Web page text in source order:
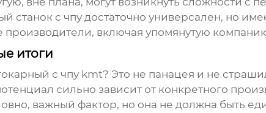
станок с чпудостаточно универсален, но
включая упомянутую
итоги
с чпу kmt? Это не панацея и не
сильно зависит от конкретного
важный фактор, но она не должна быть